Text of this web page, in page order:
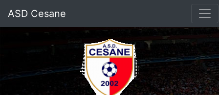
ASD Cesane